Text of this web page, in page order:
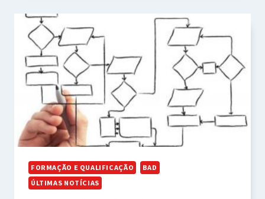
FORMAÇÃO E QUALIFICAÇÃO
BAD
ÚLTIMAS NOTÍCIAS